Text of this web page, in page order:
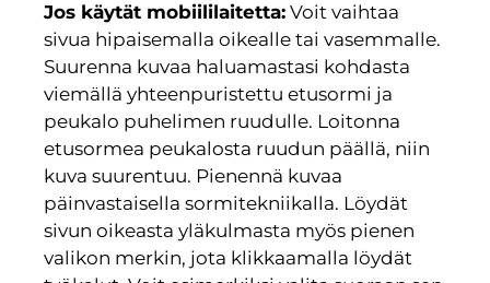
Jos käytät mobiililaitetta: Voit vaihtaa
sivua hipaisemalla oikealle tai vasemmalle.
Suurenna kuvaa haluamastasi kohdasta
viemällä yhteenpuristettu etusormi ja
peukalo puhelimen ruudulle. Loitonna
etusormea peukalosta ruudun päällä, niin
kuva suurentuu. Pienennä kuvaa
päinvastaisella sormitekniikalla. Löydät
sivun oikeasta yläkulmasta myös pienen
valikon merkin, jota klikkaamalla löydät